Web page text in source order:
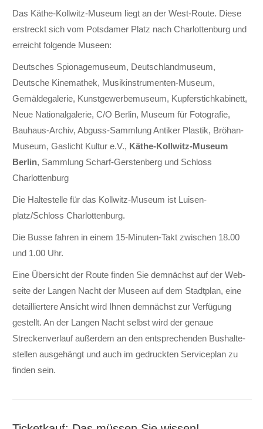
Das Käthe-Kollwitz-Museum liegt an der West-Route. Diese
erstreckt sich vom Potsdamer Platz nach Charlotten­burg und
erreicht folgende Museen:
Deutsches Spionage­museum, Deutschland­museum,
Deutsche Kinema­thek, Musik­instrumenten-Museum,
Gemälde­galerie, Kunst­gewerbe­museum, Kupfer­stich­kabinett,
Neue National­galerie, C/O Berlin, Museum für Foto­grafie,
Bauhaus-Archiv, Abguss-Sammlung Antiker Plastik, Bröhan-
Museum, Gas­licht Kultur e.V., Käthe-Kollwitz-Museum
Berlin, Sammlung Scharf-Gersten­berg und Schloss
Charlotten­burg
Die Halte­stelle für das Kollwitz-Museum ist Luisen­
platz/Schloss Charlotten­burg.
Die Busse fahren in einem 15-Minuten-Takt zwischen 18.00
und 1.00 Uhr.
Eine Über­­sicht der Route finden Sie dem­nächst auf der Web­
seite der Langen Nacht der Museen auf dem Stadtplan, eine
detail­liertere An­sicht wird Ihnen dem­nächst zur Ver­fügung
gestellt. An der Langen Nacht selbst wird der genaue
Strecken­verlauf außer­dem an den ent­sprechenden Bus­halte­
stellen aus­ge­hängt und auch im ge­druckten Service­plan zu
finden sein.